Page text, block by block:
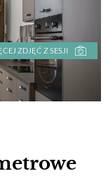
ZDJĘĆ Z SESJI